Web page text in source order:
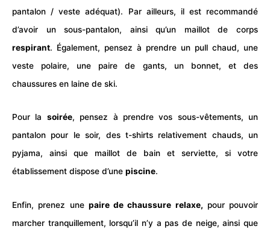
pantalon / veste adéquat). Par ailleurs, il est recommandé
d’avoir un sous-pantalon, ainsi qu’un maillot de corps
respirant. Également, pensez à prendre un pull chaud, une
veste polaire, une paire de gants, un bonnet, et des
chaussures en laine de ski.
Pour la soirée, pensez à prendre vos sous-vêtements, un
pantalon pour le soir, des t-shirts relativement chauds, un
pyjama, ainsi que maillot de bain et serviette, si votre
établissement dispose d’une piscine.
Enfin, prenez une paire de chaussure relaxe, pour pouvoir
marcher tranquillement, lorsqu’il n’y a pas de neige, ainsi que